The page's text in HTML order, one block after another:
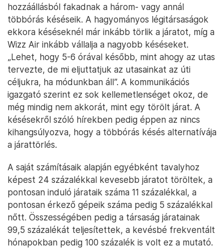
hozzáállásból fakadnak a három- vagy annál
többórás késéseik. A hagyományos légitársaságok
ekkora késéseknél már inkább törlik a járatot, míg a
Wizz Air inkább vállalja a nagyobb késéseket.
„Lehet, hogy 5-6 órával később, mint ahogy az utas
tervezte, de mi eljuttatjuk az utasainkat az úti
céljukra, ha módunkban áll”. A kommunikációs
igazgató szerint ez sok kellemetlenséget okoz, de
még mindig nem akkorát, mint egy törölt járat. A
késésekről szóló hírekben pedig éppen az nincs
kihangsúlyozva, hogy a többórás késés alternatívája
a járattörlés.
A saját számításaik alapján egyébként tavalyhoz
képest 24 százalékkal kevesebb járatot töröltek, a
pontosan induló járataik száma 11 százalékkal, a
pontosan érkező gépeik száma pedig 5 százalékkal
nőtt. Összességében pedig a társaság járatainak
99,5 százalékát teljesítettek, a kevésbé frekventált
hónapokban pedig 100 százalék is volt ez a mutató.